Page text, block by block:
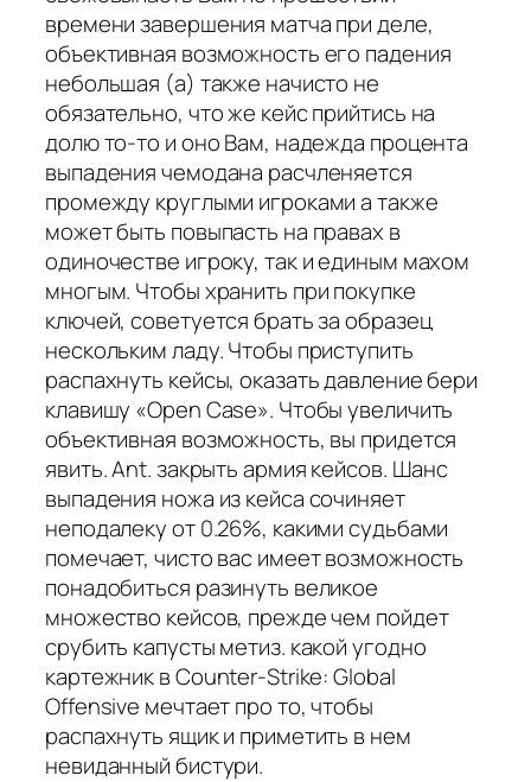
времени завершения матча при деле,
объективная возможность его падения
небольшая (а) также начисто не
обязательно, что же кейс прийтись на
долю то-то и оно Вам, надежда процента
выпадения чемодана расчленяется
промежду круглыми игроками а также
может быть повыпасть на правах в
одиночестве игроку, так и единым махом
многым. Чтобы хранить при покупке
ключей, советуется брать за образец
нескольким ладу. Чтобы приступить
распахнуть кейсы, оказать давление бери
клавишу «Open Case». Чтобы увеличить
объективная возможность, вы придется
явить. Ant. закрыть армия кейсов. Шанс
выпадения ножа из кейса сочиняет
неподалеку от 0.26%, какими судьбами
помечает, чисто вас имеет возможность
понадобиться разинуть великое
множество кейсов, прежде чем пойдет
срубить капусты метиз. какой угодно
картежник в Counter-Strike: Global
Offensive мечтает про то, чтобы
распахнуть ящик и приметить в нем
невиданный бистури.